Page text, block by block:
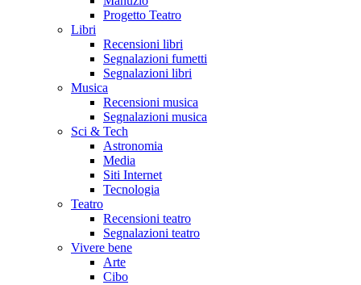
Progetto Teatro
Libri
Recensioni libri
Segnalazioni fumetti
Segnalazioni libri
Musica
Recensioni musica
Segnalazioni musica
Sci & Tech
Astronomia
Media
Siti Internet
Tecnologia
Teatro
Recensioni teatro
Segnalazioni teatro
Vivere bene
Arte
Cibo